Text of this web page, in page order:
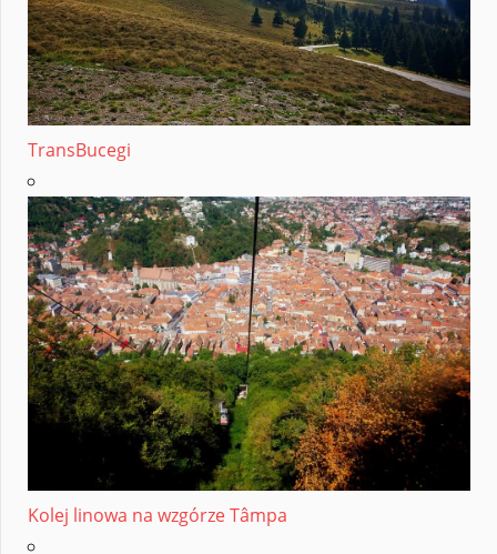
TransBucegi
Kolej linowa na wzgórze Tâmpa